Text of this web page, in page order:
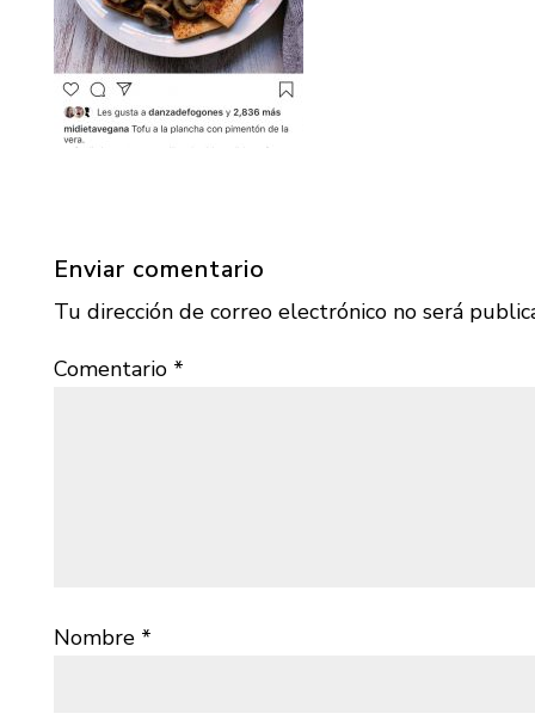
Enviar comentario
Tu dirección de correo electrónico no será
Comentario *
Nombre *